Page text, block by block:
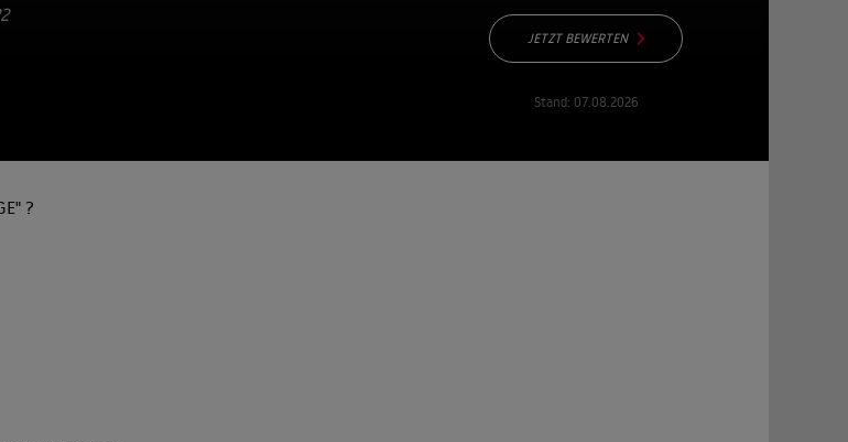
JETZT BEWERTEN
Stand: 07.08.2026
?